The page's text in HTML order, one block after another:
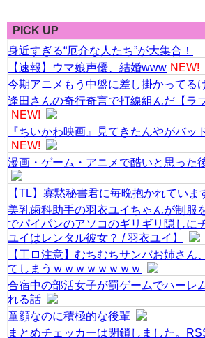
PICK UP
身近すぎる“厄介な人たち”が大集合！
【速報】ウマ娘声優、結婚www NEW!
今期アニメもう中盤に差し掛かってる
逢田さんの奇行奇言で打線組んだ【ラ
NEW!
『ちいかわ映画』見てきたんやがバッ
NEW!
漫画・ゲーム・アニメで酷いと思った
【TL】寡黙秘書君に毎晩抱かれていま
美乳歯科助手の羽衣ユイちゃんが制服
でパイパンのアソコのギリギリ隠しに
ユイはレンタル彼女？ / 羽衣ユイ】
【工ロ注意】むちむちサンバお姉さん
てしまうｗｗｗｗｗｗｗｗ
合宿中の部活女子が罰ゲームでハーレ
れる話
童顔なのに積極的な後輩
まとめチェッカーは閉鎖しました。